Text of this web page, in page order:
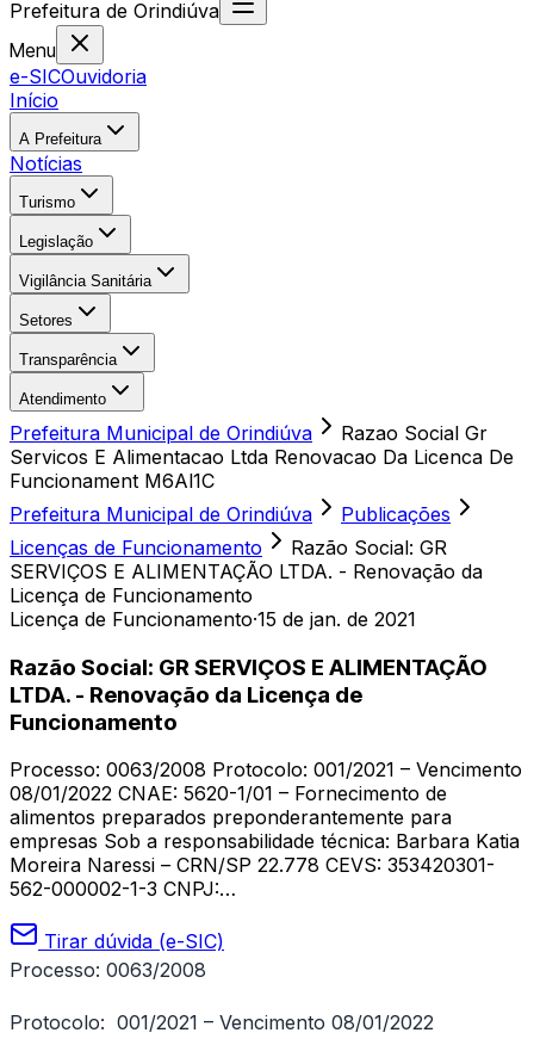
Prefeitura de Orindiúva
Menu
e-SICOuvidoria
Início
A Prefeitura
Notícias
Turismo
Legislação
Vigilância Sanitária
Setores
Transparência
Atendimento
Prefeitura Municipal de Orindiúva
Razao Social Gr
Servicos E Alimentacao Ltda Renovacao Da Licenca De
Funcionament M6Al1C
Prefeitura Municipal de Orindiúva
Publicações
Licenças de Funcionamento
Razão Social: GR
SERVIÇOS E ALIMENTAÇÃO LTDA. - Renovação da
Licença de Funcionamento
Licença de Funcionamento·15 de jan. de 2021
Razão Social: GR SERVIÇOS E ALIMENTAÇÃO
LTDA. - Renovação da Licença de
Funcionamento
Processo: 0063/2008 Protocolo: 001/2021 – Vencimento
08/01/2022 CNAE: 5620-1/01 – Fornecimento de
alimentos preparados preponderantemente para
empresas Sob a responsabilidade técnica: Barbara Katia
Moreira Naressi – CRN/SP 22.778 CEVS: 353420301-
562-000002-1-3 CNPJ:…
Tirar dúvida (e-SIC)
Processo: 0063/2008
Protocolo: 001/2021 – Vencimento 08/01/2022